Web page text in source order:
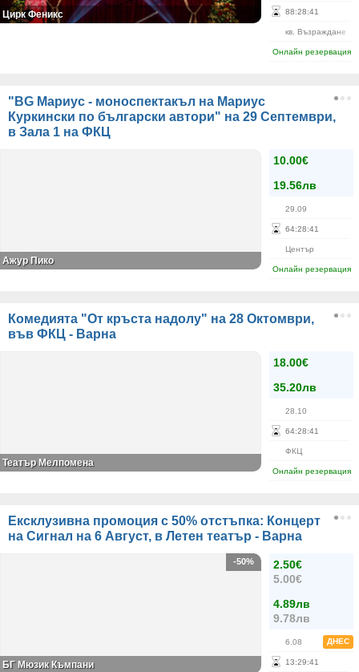
88:28:41
кв. Възраждане
Онлайн резервация
Цирк Феникс
"BG Мариус - моноспектакъл на Мариус
Куркински по български автори" на 29 Септември,
в Зала 1 на ФКЦ
10.00€
19.56лв
29.09
64:28:41
Център
Онлайн резервация
Ажур Пико
Комедията "От кръста надолу" на 28 Октомври,
във ФКЦ - Варна
18.00€
35.20лв
28.10
64:28:41
ФКЦ
Онлайн резервация
Театър Мелпомена
Ексклузивна промоция с 50% отстъпка: Концерт
на Сигнал на 6 Август, в Летен театър - Варна
2.50€
5.00€
4.89лв
9.78лв
6.08 ДНЕС
13:29:41
-50%
БГ Мюзик Къмпани